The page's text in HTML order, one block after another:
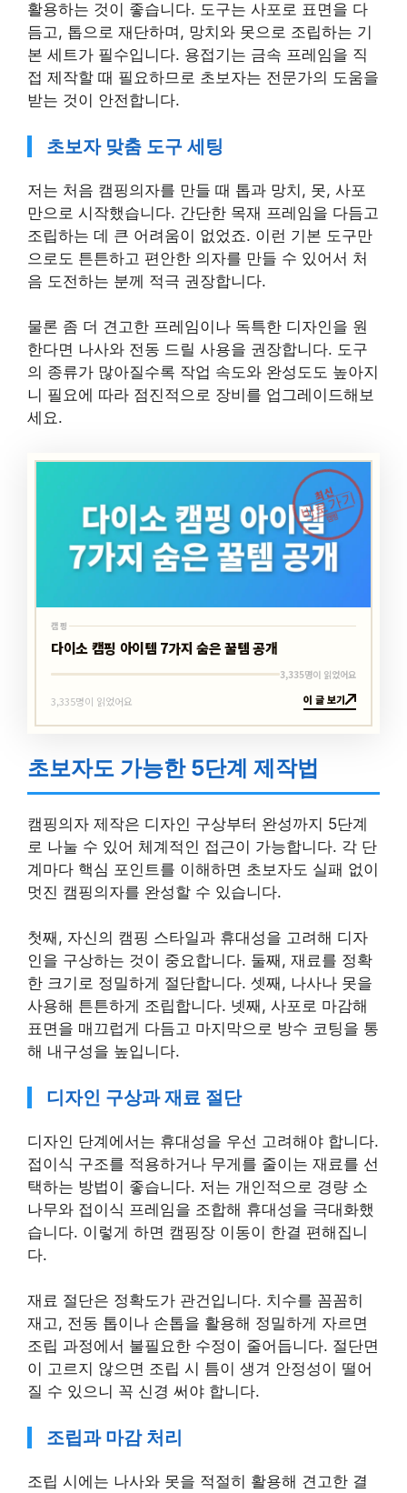
활용하는 것이 좋습니다. 도구는 사포로 표면을 다
듬고, 톱으로 재단하며, 망치와 못으로 조립하는 기
본 세트가 필수입니다. 용접기는 금속 프레임을 직
접 제작할 때 필요하므로 초보자는 전문가의 도움을
받는 것이 안전합니다.
초보자 맞춤 도구 세팅
저는 처음 캠핑의자를 만들 때 톱과 망치, 못, 사포
만으로 시작했습니다. 간단한 목재 프레임을 다듬고
조립하는 데 큰 어려움이 없었죠. 이런 기본 도구만
으로도 튼튼하고 편안한 의자를 만들 수 있어서 처
음 도전하는 분께 적극 권장합니다.
물론 좀 더 견고한 프레임이나 독특한 디자인을 원
한다면 나사와 전동 드릴 사용을 권장합니다. 도구
의 종류가 많아질수록 작업 속도와 완성도도 높아지
니 필요에 따라 점진적으로 장비를 업그레이드해보
세요.
최신
바로가기
캠핑
캠핑
다이소 캠핑 아이템 7가지 숨은 꿀템 공개
3,335명이 읽었어요
3,335명이 읽었어요 이 글 보기
초보자도 가능한 5단계 제작법
캠핑의자 제작은 디자인 구상부터 완성까지 5단계
로 나눌 수 있어 체계적인 접근이 가능합니다. 각 단
계마다 핵심 포인트를 이해하면 초보자도 실패 없이
멋진 캠핑의자를 완성할 수 있습니다.
첫째, 자신의 캠핑 스타일과 휴대성을 고려해 디자
인을 구상하는 것이 중요합니다. 둘째, 재료를 정확
한 크기로 정밀하게 절단합니다. 셋째, 나사나 못을
사용해 튼튼하게 조립합니다. 넷째, 사포로 마감해
표면을 매끄럽게 다듬고 마지막으로 방수 코팅을 통
해 내구성을 높입니다.
디자인 구상과 재료 절단
디자인 단계에서는 휴대성을 우선 고려해야 합니다.
접이식 구조를 적용하거나 무게를 줄이는 재료를 선
택하는 방법이 좋습니다. 저는 개인적으로 경량 소
나무와 접이식 프레임을 조합해 휴대성을 극대화했
습니다. 이렇게 하면 캠핑장 이동이 한결 편해집니
다.
재료 절단은 정확도가 관건입니다. 치수를 꼼꼼히
재고, 전동 톱이나 손톱을 활용해 정밀하게 자르면
조립 과정에서 불필요한 수정이 줄어듭니다. 절단면
이 고르지 않으면 조립 시 틈이 생겨 안정성이 떨어
질 수 있으니 꼭 신경 써야 합니다.
조립과 마감 처리
조립 시에는 나사와 못을 적절히 활용해 견고한 결